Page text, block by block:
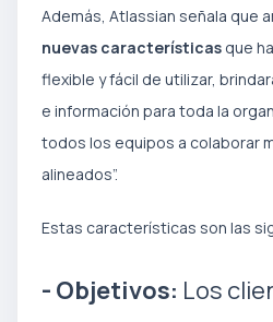
Además, Atlassian señala que
nuevas características que
flexible y fácil de utilizar,
e información para toda la
todos los equipos a colaborar
alineados”.
Estas características son las
- Objetivos: Los